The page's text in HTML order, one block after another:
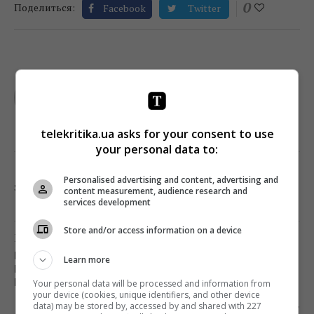
Поделиться: Facebook Twitter 0
загрузка...
Предыдущий пост
ВСЕ БОЛЬШЕ ЧИТАТЕЛЕЙ ПЕРЕХОДЯТ НА
ЦИФРОВУЮ ПОДПИСКУ ИЗДАНИЙ –
ИССЛЕДОВАНИЕ
Следующий пост
telekritika.ua asks for your consent to use
your personal data to:
Personalised advertising and content, advertising and
content measurement, audience research and
services development
Store and/or access information on a device
Learn more
Your personal data will be processed and information from
your device (cookies, unique identifiers, and other device
data) may be stored by, accessed by and shared with 227